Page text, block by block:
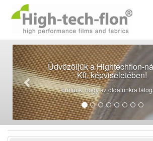
Üdvözöljük a Hightechflon-
Kft. képviseletében!
örülünk, hogy az oldalunkra